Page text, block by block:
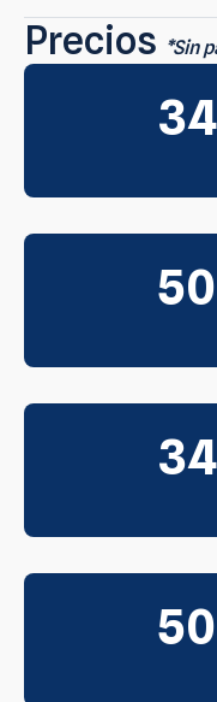
Precios *Sin